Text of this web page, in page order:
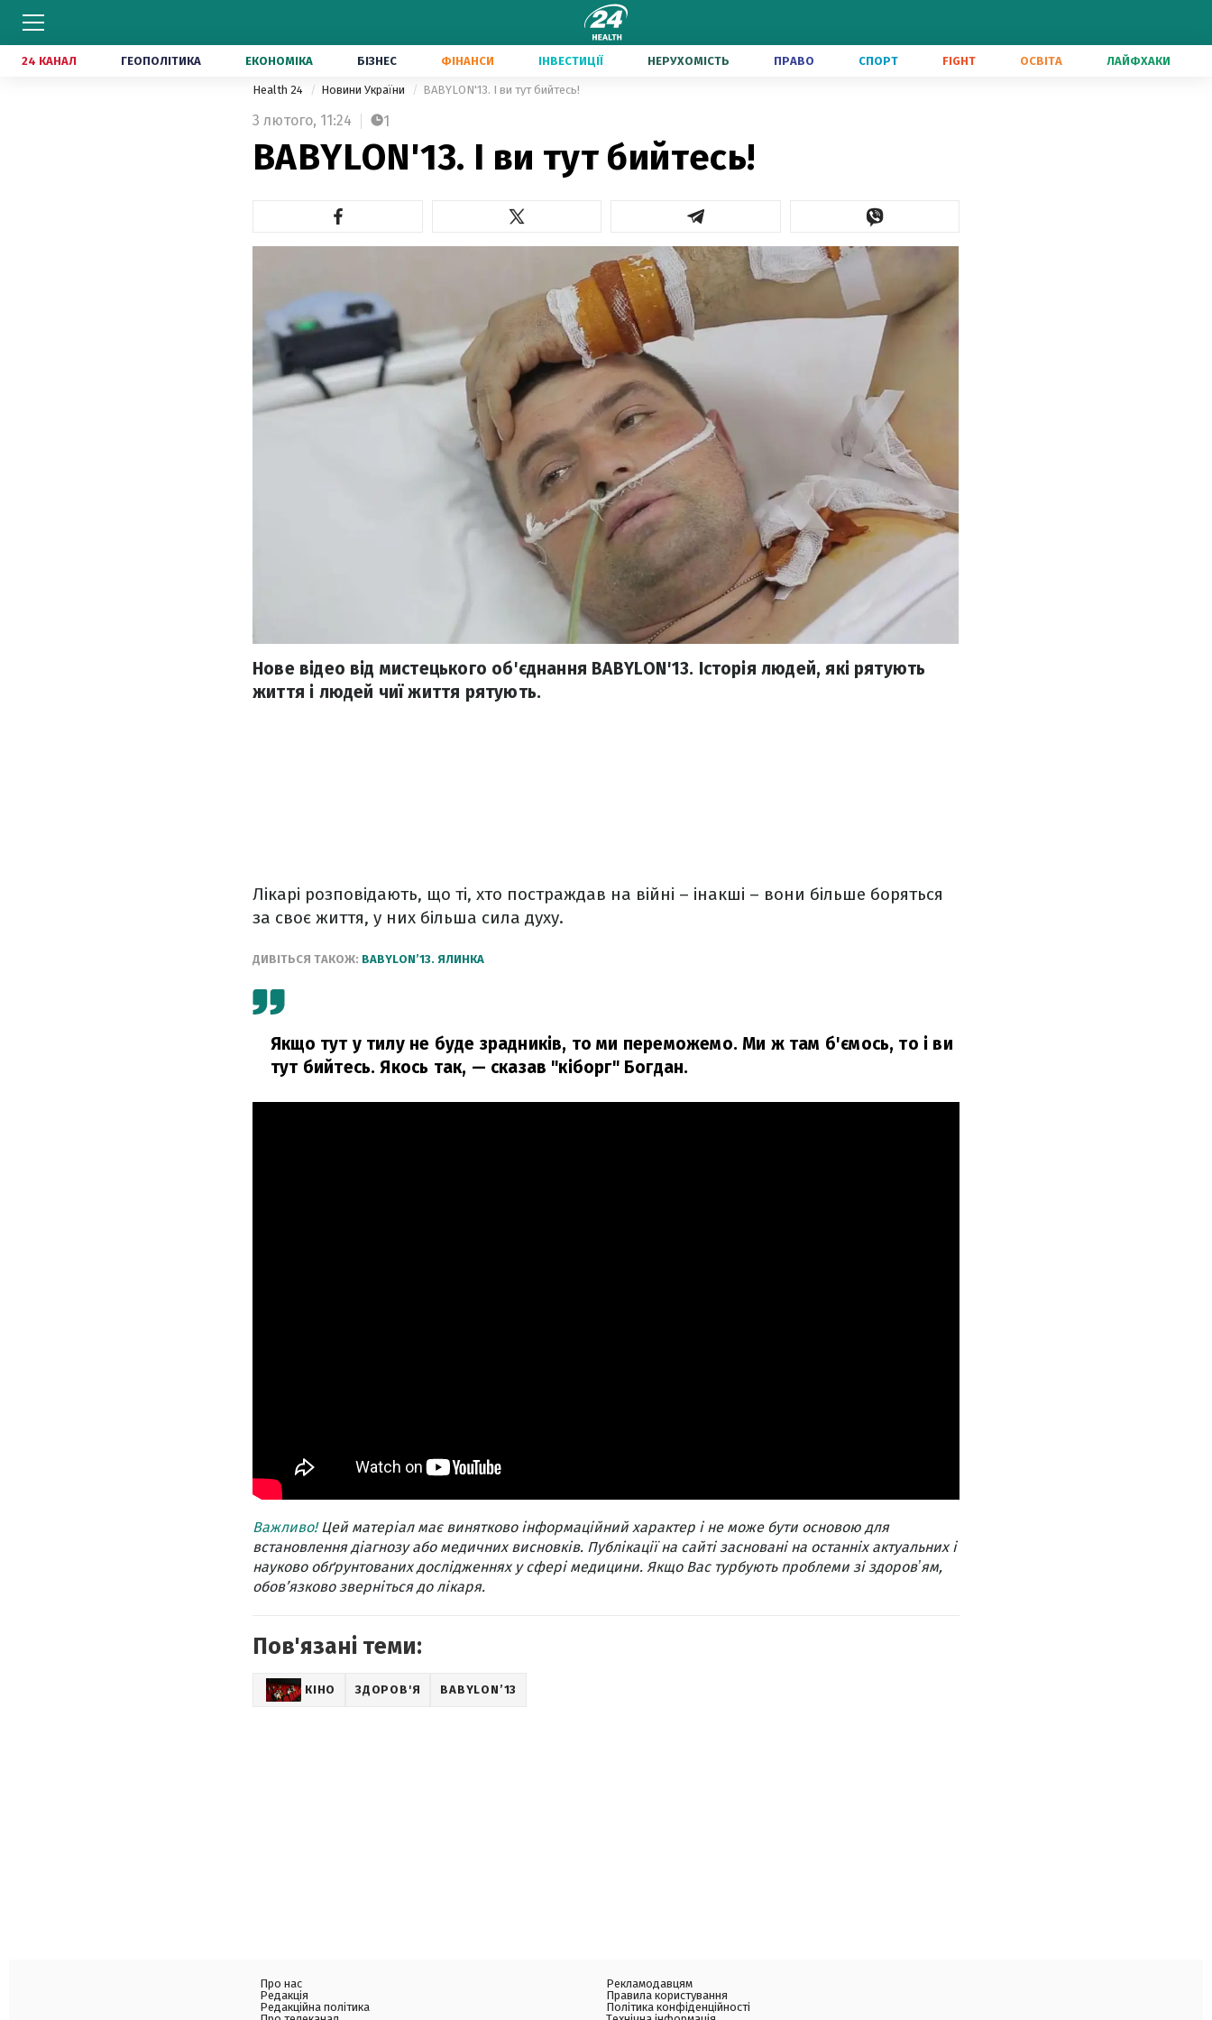
24 КАНАЛ ГЕОПОЛІТИКА ЕКОНОМІКА БІЗНЕС ФІНАНСИ ІНВЕСТИЦІЇ НЕРУХОМІСТЬ ПРАВО СПОРТ FIGHT ОСВІТА ЛАЙФХАКИ
Health 24 Новини України BABYLON'13. І ви тут бийтесь!
3 лютого, 11:24 1
BABYLON'13. І ви тут бийтесь!
Нове відео від мистецького об'єднання BABYLON'13. Історія людей, які рятують
життя і людей чиї життя рятують.
Лікарі розповідають, що ті, хто постраждав на війні – інакші – вони більше боряться
за своє життя, у них більша сила духу.
ДИВІТЬСЯ ТАКОЖ: BABYLON’13. ЯЛИНКА
Якщо тут у тилу не буде зрадників, то ми переможемо. Ми ж там б'ємось, то і ви
тут бийтесь. Якось так, — сказав "кіборг" Богдан.
Важливо!Цей матеріал має винятково інформаційний характер і не може бути основою для
встановлення діагнозу або медичних висновків. Публікації на сайті засновані на останніх актуальних і
науково обґрунтованих дослідженнях у сфері медицини. Якщо Вас турбують проблеми зі здоровʼям,
обов’язково зверніться до лікаря.
Пов'язані теми:
КІНО ЗДОРОВ'Я BABYLON’13
Про нас
Редакція
Редакційна політика
Рекламодавцям
Правила користування
Політика конфіденційності